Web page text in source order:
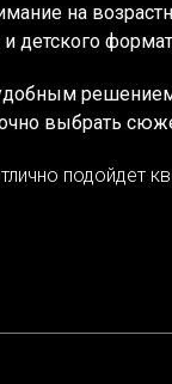
на
детского
выбрать
подойдет